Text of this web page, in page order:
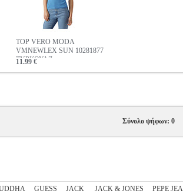
TOP VERO MODA
VMNEWLEX SUN 10281877
ΤΥΡΚΟΥΑΖ
11.99 €
Σύνολο ψήφων: 0
GUESS JACK JACK & JONES PEPE